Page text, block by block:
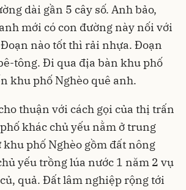
dài gần 5 cây số. Anh bảo,
mới có con đường này nối với
nào tốt thì rải nhựa. Đoạn
tông. Đi qua địa bàn khu phố
khu phố Nghèo quê anh.
thuận với cách gọi của thị trấn
khác chủ yếu nằm ở trung
phố Nghèo gồm đất nông
yếu trồng lúa nước 1 năm 2 vụ
quả. Đất lâm nghiệp rộng tới